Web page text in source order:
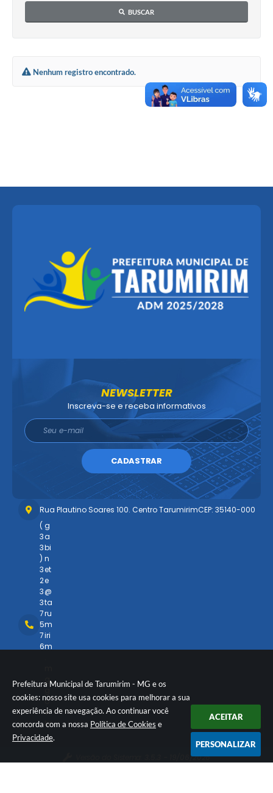
Prefeitura Municipal de Tarumirim - MG e os
cookies: nosso site usa cookies para melhorar a sua
experiência de navegação. Ao continuar você
concorda com a nossa Política de Cookies e
Privacidade.
ACEITAR
PERSONALIZAR
BUSCAR
Nenhum registro encontrado.
Rua Plautino Soares 100. Centro TarumirimCEP: 35140-000
(
3
3
)
3
2
3
3
7
5
7
6
g
a
bi
n
et
e
@
ta
ru
m
iri
m
g.
g
o
v.
br
NEWSLETTER
Inscreva-se e receba informativos
CADASTRAR
3.5.3 - 19/06/2026